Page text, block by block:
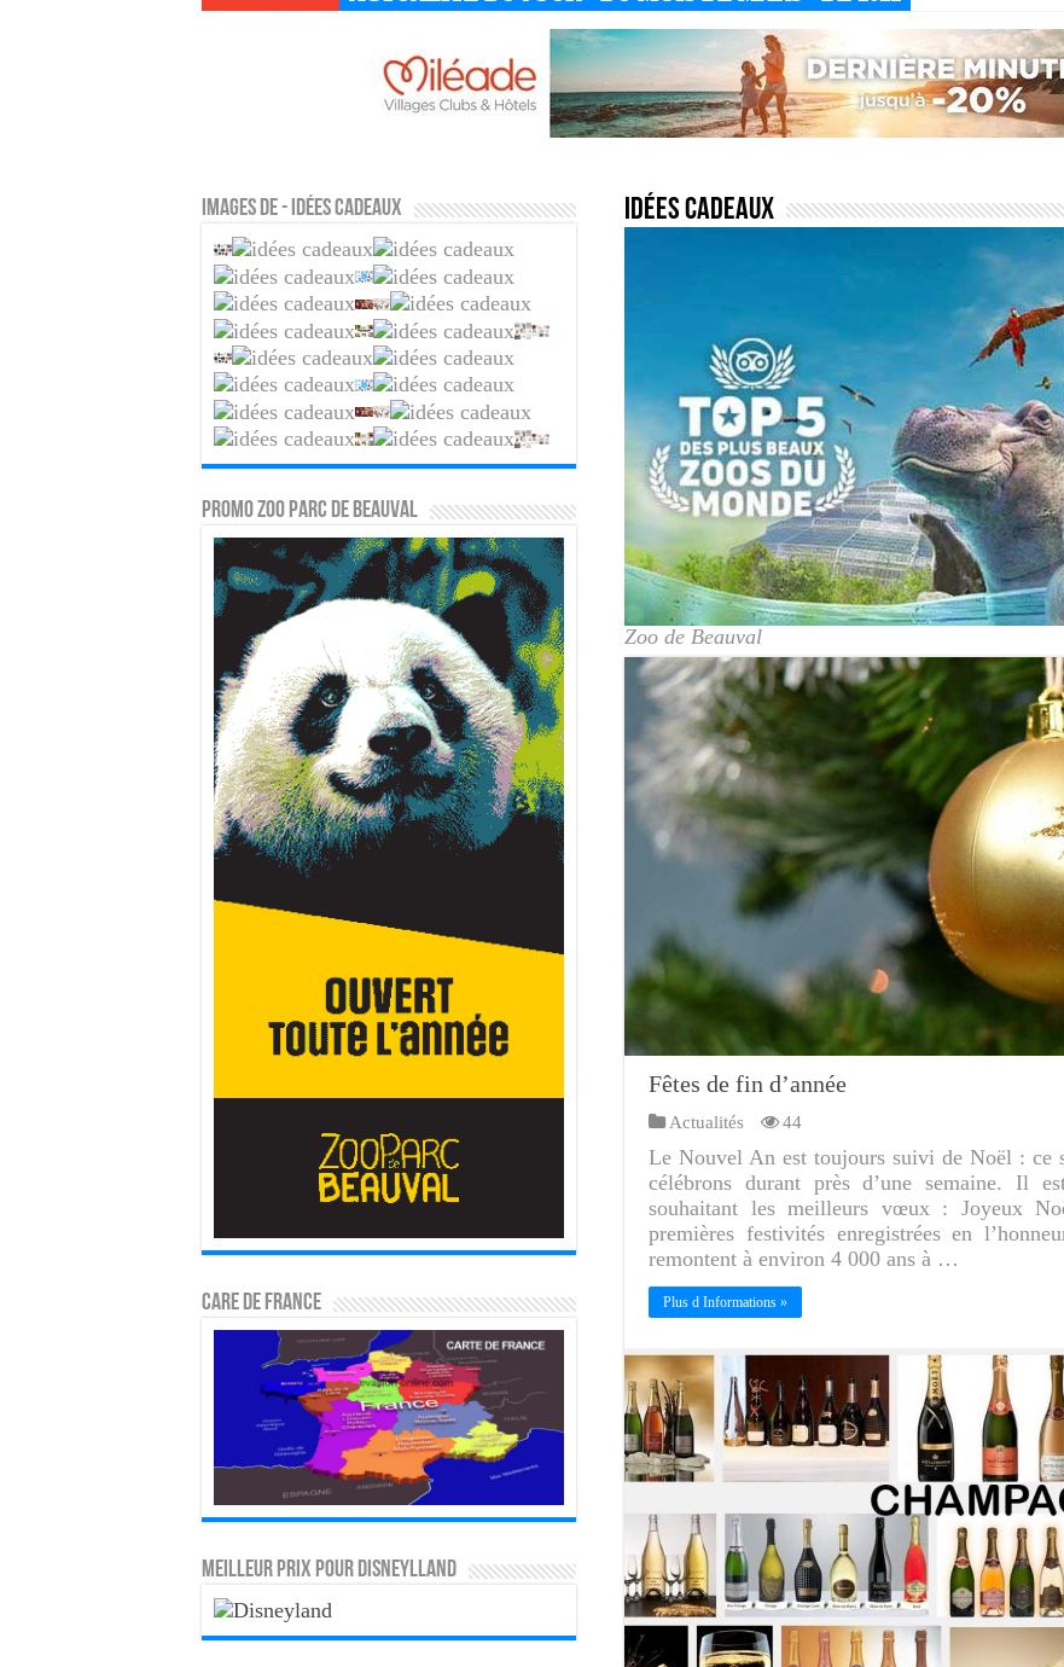
Idées cadeaux
Zoo de Beauval
Fêtes de fin d’année
Actualités 44
Le Nouvel An est toujours suivi de Noël : ce
célébrons durant près d’une semaine. Il
souhaitant les meilleurs vœux : Joyeux
premières festivités enregistrées en
remontent à environ 4 000 ans à …
Plus d Informations »
Images de - Idées cadeaux
PROMO ZOO PARC DE BEAUVAL
CARE DE FRANCE
MEILLEUR PRIX POUR DISNEYLLAND